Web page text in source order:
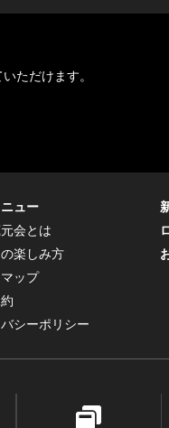
ただけます。
ュー
会とは
楽しみ方
ップ
シーポリシー